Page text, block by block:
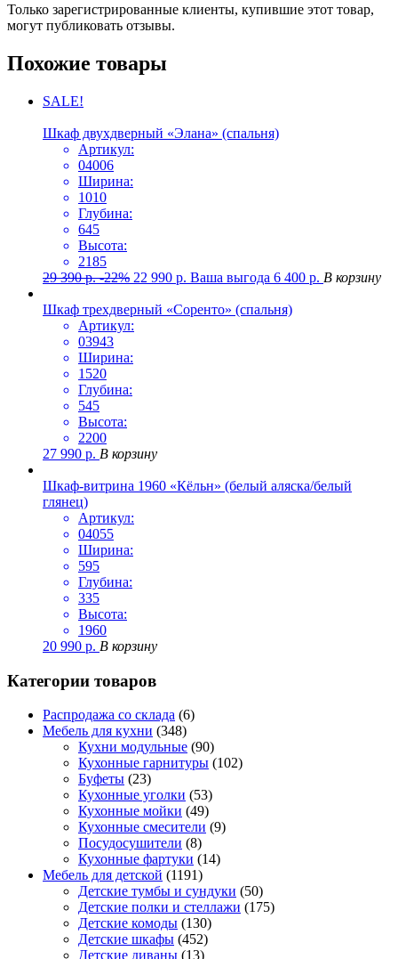
Только зарегистрированные клиенты, купившие этот товар,
могут публиковать отзывы.
Похожие товары
SALE!
Шкаф двухдверный «Элана» (спальня)
Артикул:
04006
Ширина:
1010
Глубина:
645
Высота:
2185
29 390р. -22% 22 990 р. Ваша выгода 6 400 р. В корзину
Шкаф трехдверный «Соренто» (спальня)
Артикул:
03943
Ширина:
1520
Глубина:
545
Высота:
2200
27 990 р. В корзину
Шкаф-витрина 1960 «Кёльн» (белый аляска/белый
глянец)
Артикул:
04055
Ширина:
595
Глубина:
335
Высота:
1960
20 990 р. В корзину
Категории товаров
Распродажа со склада (6)
Мебель для кухни (348)
Кухни модульные (90)
Кухонные гарнитуры (102)
Буфеты (23)
Кухонные уголки (53)
Кухонные мойки (49)
Кухонные смесители (9)
Посудосушители (8)
Кухонные фартуки (14)
Мебель для детской (1191)
Детские тумбы и сундуки (50)
Детские полки и стеллажи (175)
Детские комоды (130)
Детские шкафы (452)
Детские диваны (13)